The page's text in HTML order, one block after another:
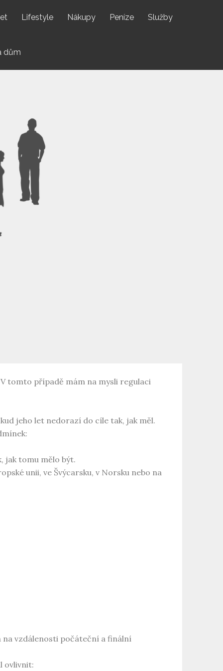
Lifestyle Nákupy Peníze Služby
dům
tomto případě mám na mysli regulaci
jeho let nedorazí do cíle tak, jak měl.
jak tomu mělo být.
unii, ve Švýcarsku, v Norsku nebo na
vzdálenosti počáteční a finální
ovlivnit: